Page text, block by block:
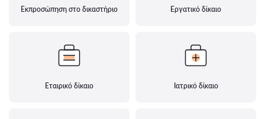
Εκπροσώπηση στο δικαστήριο Εργατικό δίκαιο
Εταιρικό δίκαιο Ιατρικό δίκαιο